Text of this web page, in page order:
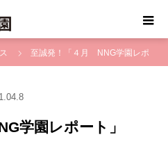
至誠発！「４月 NNG学園レポ
学園レポート」